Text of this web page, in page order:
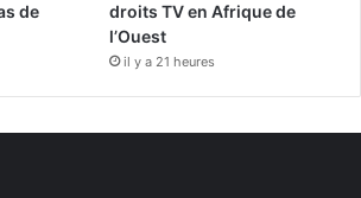
de
droits TV en Afrique de
l’Ouest
il y a 21 heures